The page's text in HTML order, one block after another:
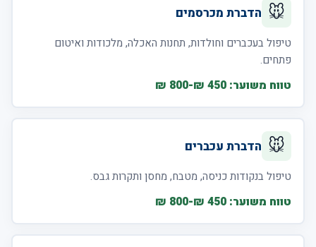
🐭 הדברת מכרסמים
טיפול בעכברים וחולדות, תחנות האכלה, מלכודות ואיטום
פתחים.
טווח משוער: 450 ₪-800 ₪
🐭 הדברת עכברים
טיפול בנקודות כניסה, מטבח, מחסן ותקרות גבס.
טווח משוער: 450 ₪-800 ₪